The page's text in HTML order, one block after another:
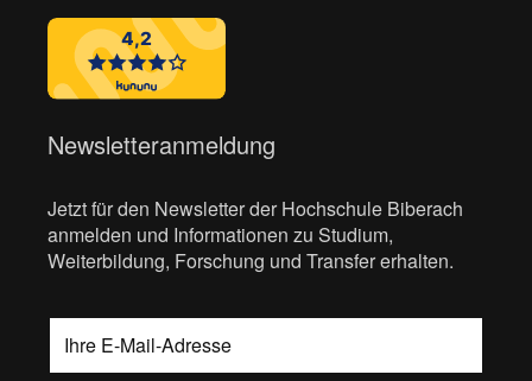
Newsletteranmeldung
Jetzt für den Newsletter der Hochschule Biberach
anmelden und Informationen zu Studium,
Weiterbildung, Forschung und Transfer erhalten.